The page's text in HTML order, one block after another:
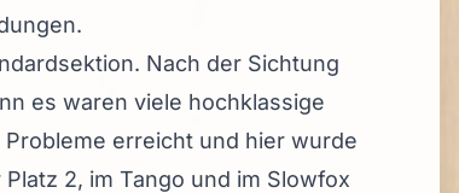
Nach der Sichtung
es waren viele hochklassige
erreicht und hier wurde
2, im Tango und im Slowfox